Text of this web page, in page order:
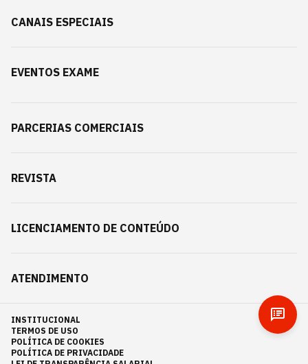
CANAIS ESPECIAIS
EVENTOS EXAME
PARCERIAS COMERCIAIS
REVISTA
LICENCIAMENTO DE CONTEÚDO
ATENDIMENTO
INSTITUCIONAL
TERMOS DE USO
POLÍTICA DE COOKIES
POLÍTICA DE PRIVACIDADE